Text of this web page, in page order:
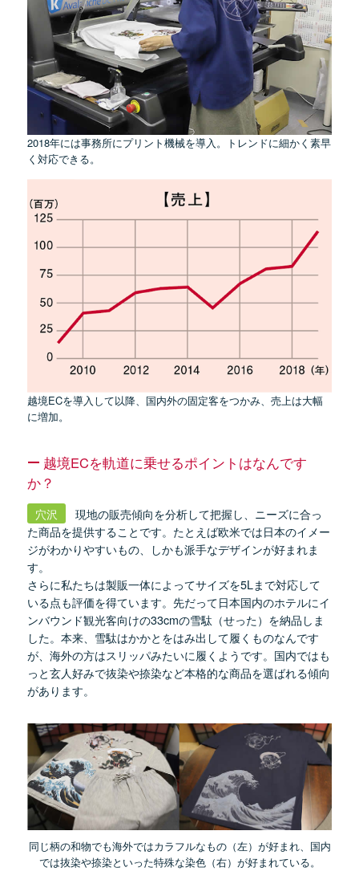
2018年には事務所にプリント機械を導入。トレンドに細かく素早
く対応できる。
越境ECを導入して以降、国内外の固定客をつかみ、売上は大幅
に増加。
越境ECを軌道に乗せるポイントはなんです
か？
穴沢
現地の販売傾向を分析して把握し、ニーズに合っ
た商品を提供することです。たとえば欧米では日本のイメー
ジがわかりやすいもの、しかも派手なデザインが好まれま
す。
さらに私たちは製販一体によってサイズを5Lまで対応して
いる点も評価を得ています。先だって日本国内のホテルにイ
ンバウンド観光客向けの33cmの雪駄（せった）を納品しま
した。本来、雪駄はかかとをはみ出して履くものなんです
が、海外の方はスリッパみたいに履くようです。国内ではも
っと玄人好みで抜染や捺染など本格的な商品を選ばれる傾向
があります。
同じ柄の和物でも海外ではカラフルなもの（左）が好まれ、国内
では抜染や捺染といった特殊な染色（右）が好まれている。